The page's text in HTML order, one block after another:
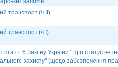
засобів
транспорт (ч.ІІ)
транспорт (ч.І)
статті 6 Закону України "Про статус
захисту" (щодо забезпечення